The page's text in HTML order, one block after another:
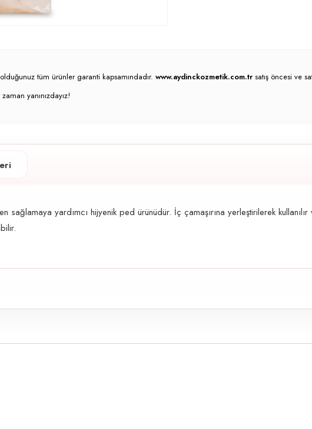
tüm ürünler garanti kapsamındadır. www.aydinckozmetik.com.tr satış öncesi ve
yanınızdayız!
yardımcı hijyenik ped ürünüdür. İç çamaşırına yerleştirilerek